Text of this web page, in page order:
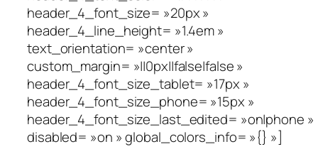
header_4_font_size= »20px »
header_4_line_height= »1.4em »
text_orientation= »center »
custom_margin= »||0px||false|false »
header_4_font_size_tablet= »17px »
header_4_font_size_phone= »15px »
header_4_font_size_last_edited= »on|phone »
disabled= »on » global_colors_info= »{} »]